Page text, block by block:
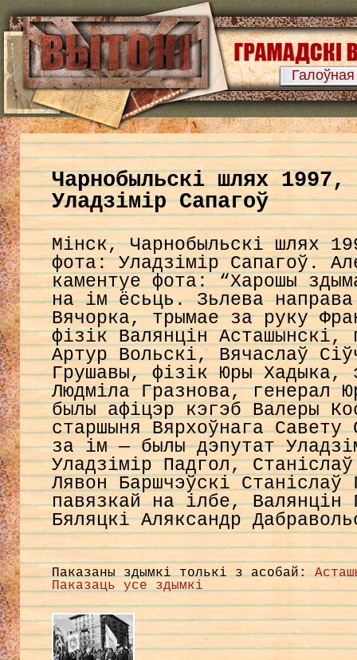
Галоўная
Чарнобыльскі шлях
Уладзімір Сапагоў
Мінск, Чарнобыльскі шлях
фота: Уладзімір Сапагоў.
каментуе фота: “Харошы
на ім ёсьць. Зьлева
Вячорка, трымае за руку
фізік Валянцін Асташынскі,
Артур Вольскі, Вячаслаў
Грушавы, фізік Юры Хадыка,
Людміла Гразнова, генерал
былы афіцэр кэгэб Валеры
старшыня Вярхоўнага Савету
за ім — былы дэпутат
Уладзімір Падгол,
Лявон Баршчэўскі Станіслаў
павязкай на ілбе, Валянцін
Бяляцкі Аляксандр
Паказаны здымкі толькі з асобай:
Паказаць усе здымкі